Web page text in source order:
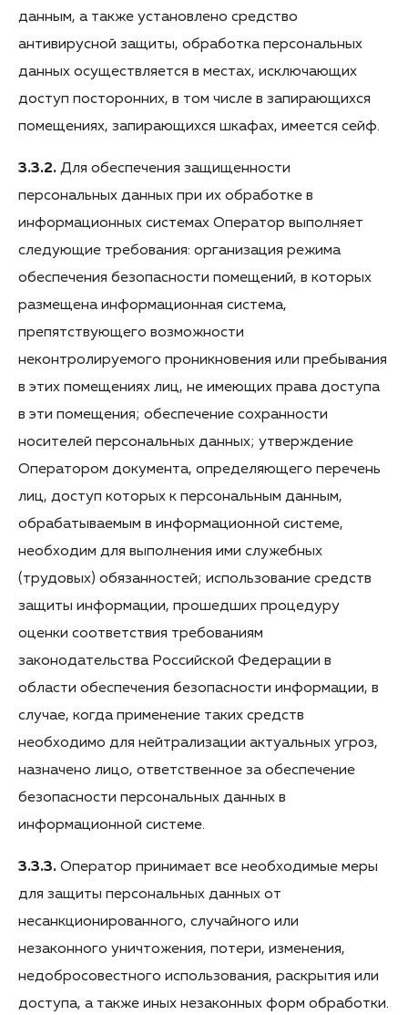
данным, а также установлено средство
антивирусной защиты, обработка персональных
данных осуществляется в местах, исключающих
доступ посторонних, в том числе в запирающихся
помещениях, запирающихся шкафах, имеется сейф.
3.3.2. Для обеспечения защищенности
персональных данных при их обработке в
информационных системах Оператор выполняет
следующие требования: организация режима
обеспечения безопасности помещений, в которых
размещена информационная система,
препятствующего возможности
неконтролируемого проникновения или пребывания
в этих помещениях лиц, не имеющих права доступа
в эти помещения; обеспечение сохранности
носителей персональных данных; утверждение
Оператором документа, определяющего перечень
лиц, доступ которых к персональным данным,
обрабатываемым в информационной системе,
необходим для выполнения ими служебных
(трудовых) обязанностей; использование средств
защиты информации, прошедших процедуру
оценки соответствия требованиям
законодательства Российской Федерации в
области обеспечения безопасности информации, в
случае, когда применение таких средств
необходимо для нейтрализации актуальных угроз,
назначено лицо, ответственное за обеспечение
безопасности персональных данных в
информационной системе.
3.3.3. Оператор принимает все необходимые меры
для защиты персональных данных от
несанкционированного, случайного или
незаконного уничтожения, потери, изменения,
недобросовестного использования, раскрытия или
доступа, а также иных незаконных форм обработки.